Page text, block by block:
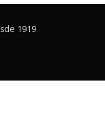
1919